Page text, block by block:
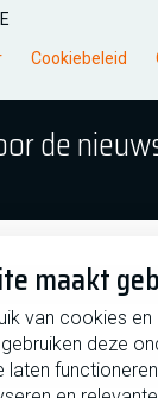
maakt
van cookies
deze
Cookiebeleid
de